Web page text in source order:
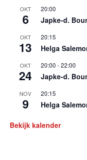
OKT
6
20:00
Japke-d.
OKT
13
20:15
Helga
OKT
24
20:00 -22:00
Japke-d.
NOV
9
20:15
Helga
Bekijk kalender